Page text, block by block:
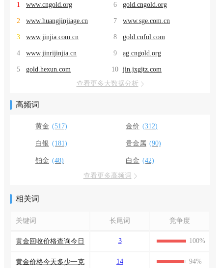
1 www.cngold.org
2 www.huangjinjiage.cn
3 www.jinjia.com.cn
4 www.jinrijinjia.cn
5 gold.hexun.com
6 gold.cngold.org
7 www.sge.com.cn
8 gold.cnfol.com
9 ag.cngold.org
10 jin.jxgjtz.com
查看更多大数据分析
高频词
黄金 (517) 金价 (312)
白银 (181) 贵金属 (90)
铂金 (48) 白金 (42)
查看更多高频词
相关词
关键词 长尾词 竞争度
黄金回收价格查询今日 3 100%
黄金价格今天多少一克 14 94%